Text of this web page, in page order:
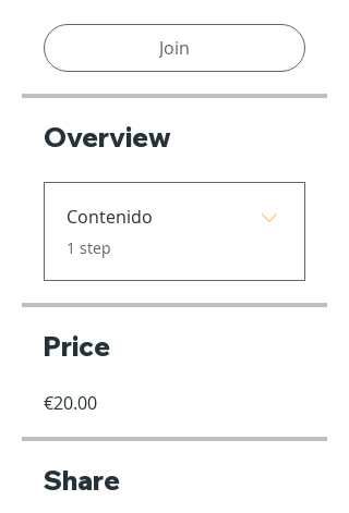
Join
Overview
Contenido
.1 step
Price
€20.00
Share